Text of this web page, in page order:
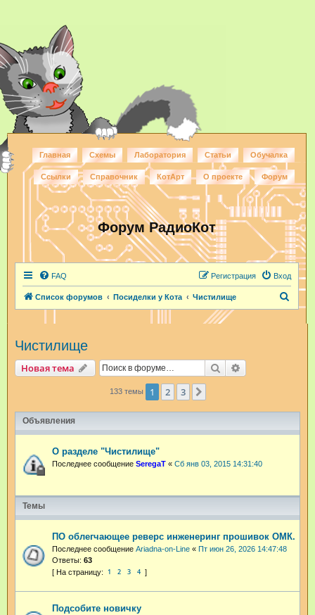
Главная Схемы Лаборатория Статьи Обучалка
Ссылки Справочник КотАрт О проекте Форум
Форум РадиоКот
FAQ Вход
Регистрация
Список форумов Посиделки у Кота Чистилище
Чистилище
Новая тема Поиск
133 темы 1 2 3
Объявления
О разделе "Чистилище"
Последнее сообщение SeregaT « Сб янв 03, 2015 14:31:40
Темы
ПО облегчающее реверс инженеринг прошивок ОМК.
Последнее сообщение Ariadna-on-Line « Пт июн 26, 2026 14:47:48
Ответы: 63
1 2 3 4
Подсобите новичку